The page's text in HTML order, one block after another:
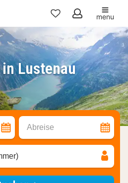
Meine
Favoriten
menu
Lustenau
Abreise